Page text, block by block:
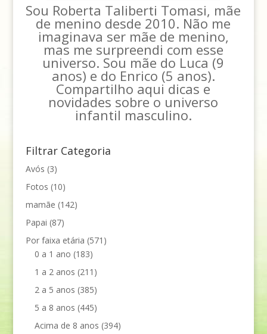
Sou Roberta Taliberti Tomasi, mãe
de menino desde 2010. Não me
imaginava ser mãe de menino,
mas me surpreendi com esse
universo. Sou mãe do Luca (9
anos) e do Enrico (5 anos).
Compartilho aqui dicas e
novidades sobre o universo
infantil masculino.
Filtrar Categoria
Avós (3)
Fotos (10)
mamãe (142)
Papai (87)
Por faixa etária (571)
0 a 1 ano (183)
1 a 2 anos (211)
2 a 5 anos (385)
5 a 8 anos (445)
Acima de 8 anos (394)